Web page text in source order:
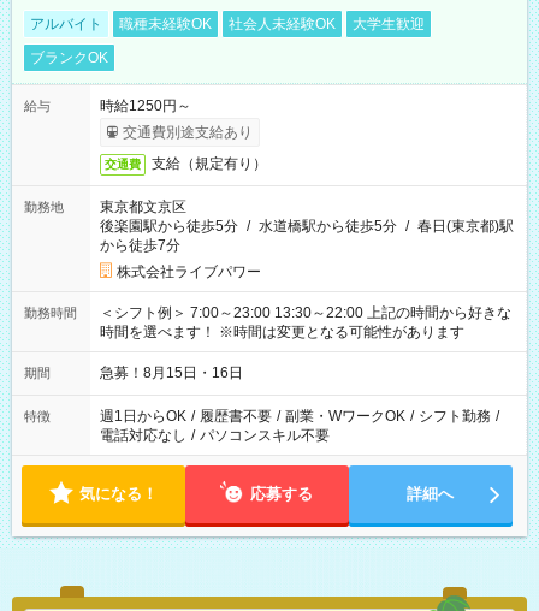
アルバイト 職種未経験OK 社会人未経験OK
大学生歓迎
ブランクOK
給与
時給1250円～
交通費別途支給あり
交通費 支給（規定有り）
勤務地
東京都文京区
後楽園駅から徒歩5分 / 水道橋駅から徒歩5分 / 春日(東京都)駅
から徒歩7分
株式会社ライブパワー
勤務時間
＜シフト例＞ 7:00～23:00 13:30～22:00 上記の時間から好きな
時間を選べます！ ※時間は変更となる可能性があります
期間 急募！8月15日・16日
特徴 週1日からOK / 履歴書不要 / 副業・WワークOK / シフト勤務 /
電話対応なし / パソコンスキル不要
気になる！ 応募する 詳細へ